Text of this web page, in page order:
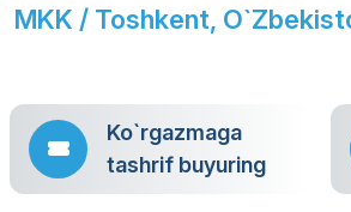
MKK / Toshkent,
Ko`rgazmaga
tashrif buyuring